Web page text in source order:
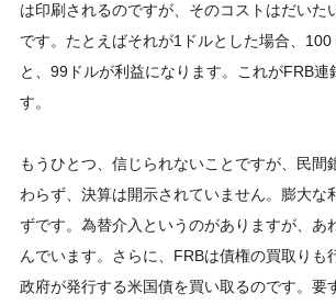
は印刷されるのですが、そのコストはだいた
です。たとえばそれが1ドルとした場合、100
と、99ドルが利益になります。これがFRB連
す。
もうひとつ、信じられないことですが、民間
わらず、決算は開示されていません。膨大な
ずです。為替介入というのがありますが、あ
んでいます。さらに、FRBは債権の買取りも
政府が発行する米国債を買い取るのです。要